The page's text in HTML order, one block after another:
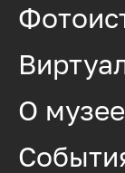
О музее